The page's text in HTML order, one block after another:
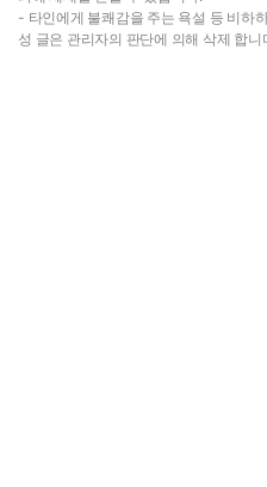
- 타인에게 불쾌감을 주는 욕설 등 비하
성 글은 관리자의 판단에 의해 삭제 합니